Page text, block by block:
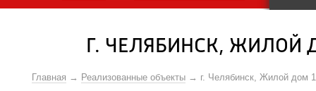
Г. ЧЕЛЯБИНСК, ЖИЛОЙ
Главная Реализованные объекты г. Челябинск, Жилой дом